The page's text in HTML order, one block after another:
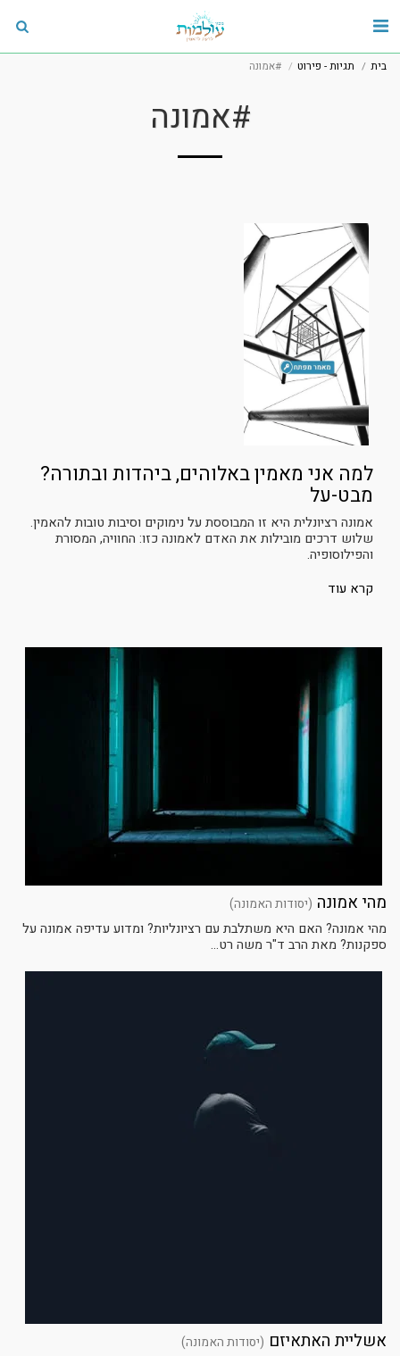
בית תגיות - פירוט #אמונה
#אמונה
למה אני מאמין באלוהים, ביהדות ובתורה?
מבט-על
אמונה רציונלית היא זו המבוססת על נימוקים וסיבות טובות להאמין.
שלוש דרכים מובילות את האדם לאמונה כזו: החוויה, המסורת
והפילוסופיה.
קרא עוד
מהי אמונה (יסודות האמונה)
מהי אמונה? האם היא משתלבת עם רציונליות? ומדוע עדיפה אמונה על
ספקנות? מאת הרב ד"ר משה רט...
אשליית האתאיזם (יסודות האמונה)